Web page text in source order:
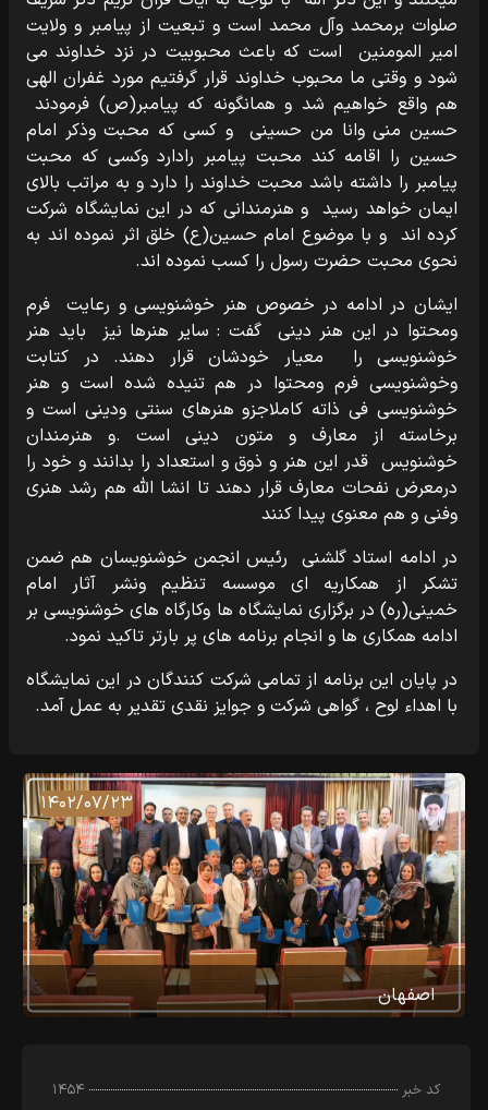
صلوات برمحمد وآل محمد است و تبعیت از پیامبر و ولایت
امیر المومنین است که باعث محبوبیت در نزد خداوند می
شود و وقتی ما محبوب خداوند قرار گرفتیم مورد غفران الهی
هم واقع خواهیم شد و همانگونه که پیامبر(ص) فرمودند
حسین منی وانا من حسینی و کسی که محبت وذکر امام
حسین را اقامه کند محبت پیامبر رادارد وکسی که محبت
پیامبر را داشته باشد محبت خداوند را دارد و به مراتب بالای
ایمان خواهد رسید و هنرمندانی که در این نمایشگاه شرکت
کرده اند و با موضوع امام حسین(ع) خلق اثر نموده اند به
نحوی محبت حضرت رسول را کسب نموده اند.
ایشان در ادامه در خصوص هنر خوشنویسی و رعایت فرم
ومحتوا در این هنر دینی گفت : سایر هنرها نیز باید هنر
خوشنویسی را معیار خودشان قرار دهند. در کتابت
وخوشنویسی فرم ومحتوا در هم تنیده شده است و هنر
خوشنویسی فی ذاته کاملاجزو هنرهای سنتی ودینی است و
برخاسته از معارف و متون دینی است .و هنرمندان
خوشنویس قدر این هنر و ذوق و استعداد را بدانند و خود را
درمعرض نفحات معارف قرار دهند تا انشا الله هم رشد هنری
وفنی و هم معنوی پیدا کنند
در ادامه استاد گلشنی رئیس انجمن خوشنویسان هم ضمن
تشکر از همکاریه ای موسسه تنظیم ونشر آثار امام
خمینی(ره) در برگزاری نمایشگاه ها وکارگاه های خوشنویسی بر
ادامه همکاری ها و انجام برنامه های پر بارتر تاکید نمود.
در پایان این برنامه از تمامی شرکت کنندگان در این نمایشگاه
با اهداء لوح ، گواهی شرکت و جوایز نقدی تقدیر به عمل آمد.
۱۴۰۲/۰۷/۲۳
اصفهان
کد خبر ۱۴۵۴